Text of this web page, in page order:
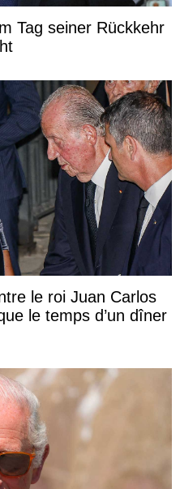
Tag seiner Rückkehr
le roi Juan Carlos
le temps d’un dîner